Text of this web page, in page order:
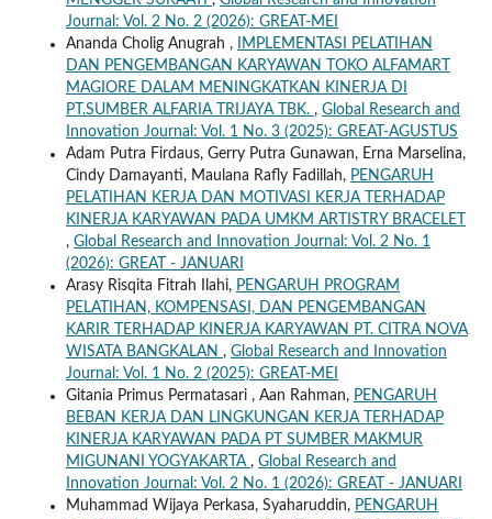
Journal: Vol. 2 No. 2 (2026): GREAT-MEI
Ananda Cholig Anugrah ,
IMPLEMENTASI PELATIHAN
DAN PENGEMBANGAN KARYAWAN TOKO ALFAMART
MAGIORE DALAM MENINGKATKAN KINERJA DI
PT.SUMBER ALFARIA TRIJAYA TBK. , Global Research and
Innovation Journal: Vol. 1 No. 3 (2025): GREAT-AGUSTUS
Adam Putra Firdaus, Gerry Putra Gunawan, Erna Marselina,
Cindy Damayanti, Maulana Rafly Fadillah, PENGARUH
PELATIHAN KERJA DAN MOTIVASI KERJA TERHADAP
KINERJA KARYAWAN PADA UMKM ARTISTRY BRACELET
, Global Research and Innovation Journal: Vol. 2 No. 1
(2026): GREAT - JANUARI
Arasy Risqita Fitrah Ilahi, PENGARUH PROGRAM
PELATIHAN, KOMPENSASI, DAN PENGEMBANGAN
KARIR TERHADAP KINERJA KARYAWAN PT. CITRA NOVA
WISATA BANGKALAN , Global Research and Innovation
Journal: Vol. 1 No. 2 (2025): GREAT-MEI
Gitania Primus Permatasari , Aan Rahman, PENGARUH
BEBAN KERJA DAN LINGKUNGAN KERJA TERHADAP
KINERJA KARYAWAN PADA PT SUMBER MAKMUR
MIGUNANI YOGYAKARTA , Global Research and
Innovation Journal: Vol. 2 No. 1 (2026): GREAT - JANUARI
Muhammad Wijaya Perkasa, Syaharuddin, PENGARUH